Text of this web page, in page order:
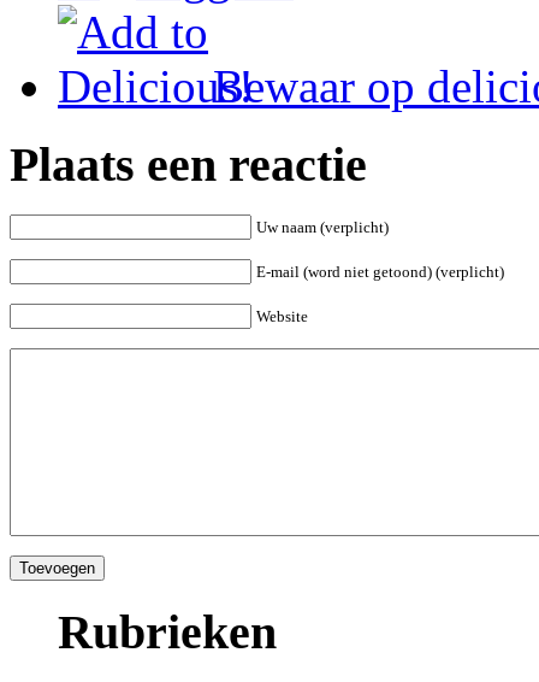
Bewaar op
Plaats een reactie
Uw naam (verplicht)
E-mail (word niet getoond) (verplicht)
Website
Rubrieken